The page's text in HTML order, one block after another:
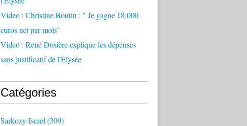
Video : Christine Boutin : " Je gagne 18.000
euros net par mois"
Video : René Dosière explique les dépenses
sans justificatif de l'Elysée
Catégories
Sarkozy-Israel (309)